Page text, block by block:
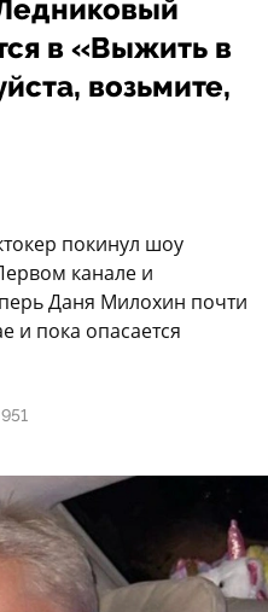
в «Выжить в
возьмите,
покинул шоу
канале и
Даня Милохин почти
и пока опасается